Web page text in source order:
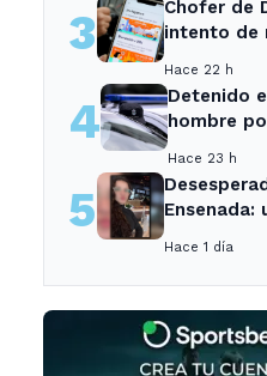
3
Chofer de
intento de
Hace 22 h
4
Detenido
hombre
Hace 23 h
5
Ensenada:
Hace 1 día